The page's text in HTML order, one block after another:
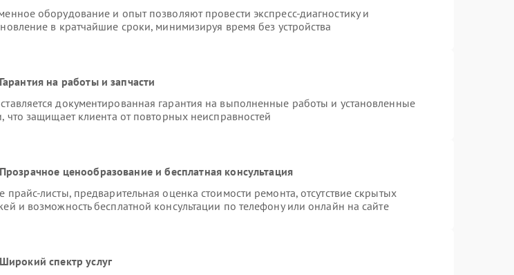
оборудование и опыт позволяют провести экспресс-диагностику и
в кратчайшие сроки, минимизируя время без устройства
Гарантия на работы и запчасти
документированная гарантия на выполненные работы и установленные
что защищает клиента от повторных неисправностей
Прозрачное ценообразование и бесплатная консультация
прайс-листы, предварительная оценка стоимости ремонта, отсутствие скрытых
и возможность бесплатной консультации по телефону или онлайн на сайте
Широкий спектр услуг